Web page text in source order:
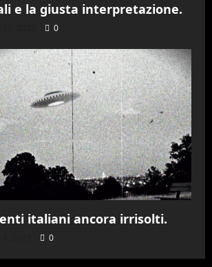
e la giusta interpretazione.
0
italiani ancora irrisolti.
0